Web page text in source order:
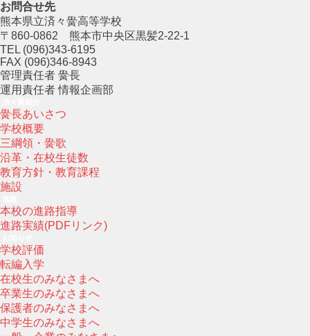
お問合せ先
熊本県立済々黌高等学校
〒860-0862 熊本市中央区黒髪2-22-1
TEL (096)343-6195
FAX (096)346-8943
管理責任者 黌長
運用責任者 情報企画部
黌長あいさつ
学校概要
三綱領・黌歌
沿革・在校生徒数
教育方針・教育課程
施設
本校の進路指導
進路実績(PDFリンク)
学校評価
転編入学
在校生のみなさまへ
卒業生のみなさまへ
保護者のみなさまへ
中学生のみなさまへ